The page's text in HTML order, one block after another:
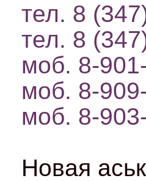
тел. 8
тел. 8
моб. 8-
моб. 8-
моб. 8-
Новая